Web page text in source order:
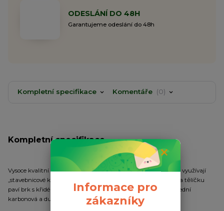
ODESLÁNÍ DO 48H
Garantujeme odeslání do 48h
Kompletní specifikace Komentáře 0
Kompletní specifikace
Vysoce kvalitní anglické splávky s regulovatelnou zátěží, které využívají
„stavebnicové koncepce“ Vario Match. V základním balení je na tělíčku
paví brk s křidélky a tři výměnné anténky (tenká plastová, střední
karbonová a dutá trubičková).
Informace pro
zákazníky